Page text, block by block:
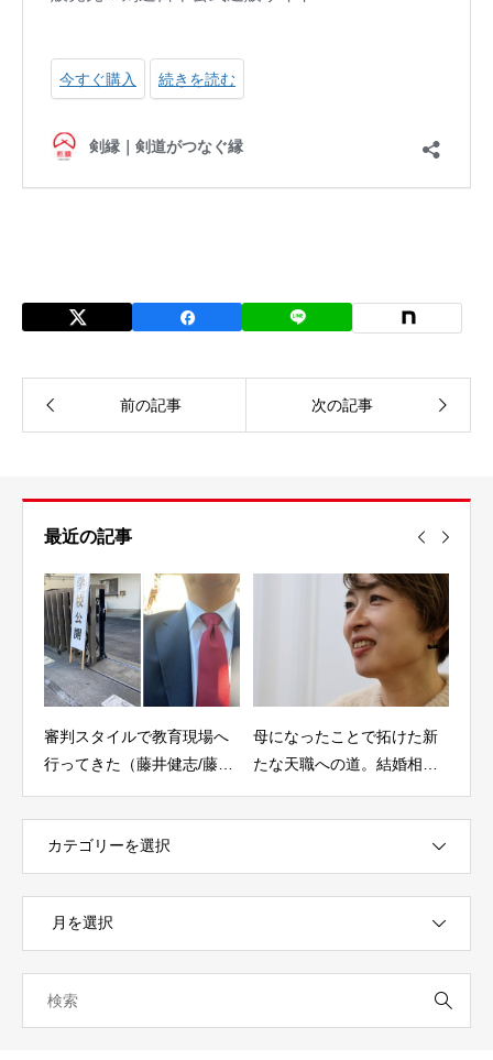
最近の記事
母になったことで拓けた新
たな天職への道。結婚相談
婚相談所Serenemariage 代
表）
地道な積み重ねが大切なの
は剣道もお笑いも同じ（渡
表）